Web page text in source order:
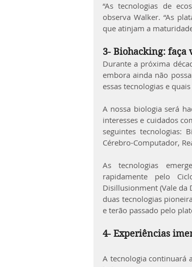
“As tecnologias de
observa Walker. “As
que atinjam a
3- Biohacking: faça
Durante a próxima
embora ainda não
essas tecnologias e
A nossa biologia será
interesses e cuidados
seguintes tecnologias:
Cérebro-Computador,
As tecnologias
rapidamente pelo
Disillusionment (Vale da
duas tecnologias
e terão passado pelo
4- Experiências
A tecnologia continuará